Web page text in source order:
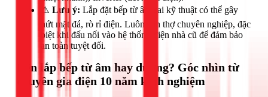
⚠️ Lưu ý: Lắp đặt bếp từ âm sai kỹ thuật có thể gây
nứt mặt đá, rò rỉ điện. Luôn cần thợ chuyên nghiệp, đặc
biệt khi đấu nối vào hệ thống điện nhà cũ để đảm bảo
an toàn tuyệt đối.
Nên lắp bếp từ âm hay dương? Góc nhìn từ
chuyên gia điện 10 năm kinh nghiệm